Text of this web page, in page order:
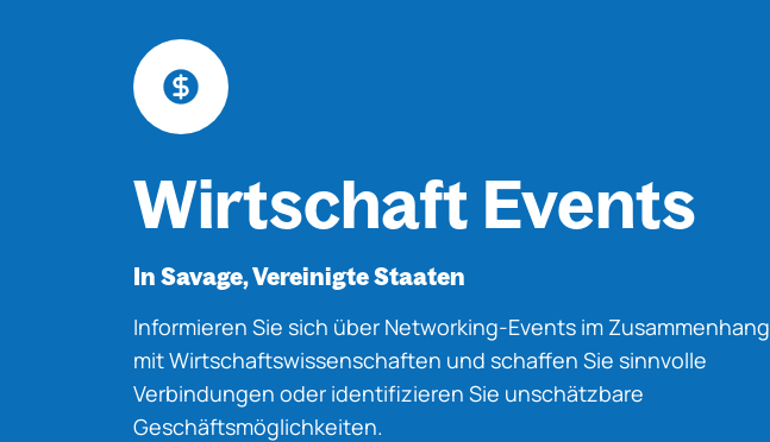
Wirtschaft Events
In Savage, Vereinigte Staaten
Informieren Sie sich über Networking-Events im Zusammenhang
mit Wirtschaftswissenschaften und schaffen Sie sinnvolle
Verbindungen oder identifizieren Sie unschätzbare
Geschäftsmöglichkeiten.